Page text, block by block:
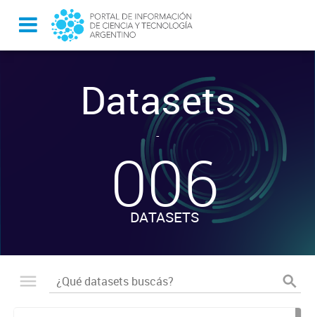
Datasets
-
006
DATASETS